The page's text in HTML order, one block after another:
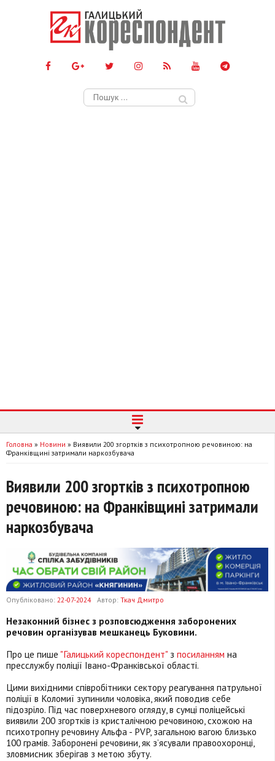
Пошук:
Головна » Новини » Виявили 200 згортків з психотропною речовиною: на
Франківщині затримали наркозбувача
Виявили 200 згортків з психотропною
речовиною: на Франківщині затримали
наркозбувача
Опубліковано: 22-07-2024 Автор: Ткач Дмитро
Незаконний бізнес з розповсюдження заборонених
речовин організував мешканець Буковини.
Про це пише "Галицький кореспондент"з посиланням на
пресслужбу поліції Івано-Франківської області.
Цими вихідними співробітники сектору реагування патрульної
поліції в Коломиї зупинили чоловіка, який поводив себе
підозріло. Під час поверхневого огляду, в сумці поліцейські
виявили 200 згортків із кристалічною речовиною, схожою на
психотропну речовину Альфа - PVP, загальною вагою близько
100 грамів. Заборонені речовини, як з’ясували правоохоронці,
зловмисник зберігав з метою збуту.